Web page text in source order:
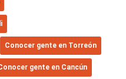
Conocer gente en Torreón
gente en Cancún